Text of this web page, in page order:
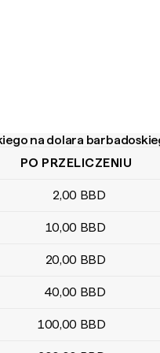
na dolara
na dolara barbadoskiego
PO PRZELICZENIU
2,00 BBD
10,00 BBD
20,00 BBD
40,00 BBD
100,00 BBD